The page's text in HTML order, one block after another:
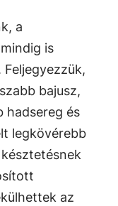
a
is
bajusz,
hadsereg és
legkövérebb
az